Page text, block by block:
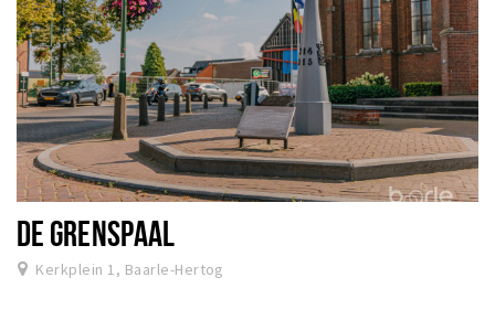
DE GRENSPAAL
Kerkplein 1, Baarle-Hertog